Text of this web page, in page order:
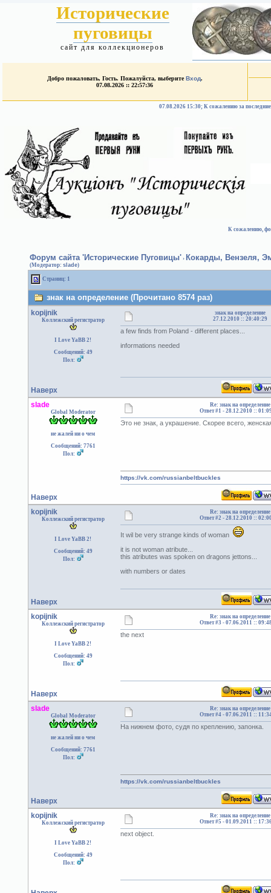
Исторические
пуговицы
сайт для коллекционеров
Добро пожаловать, Гость. Пожалуйста, выберитеВход.
07.08.2026 :: 22:57:36
07.08.2026 15:30; К сожалению за
К сожалению,
Форум сайта 'Исторические Пуговицы' › Кокарды, Вензеля,
(Модератор: slade)
Страниц: 1
знак на определение (Прочитано 8574 раз)
kopijnik
Коллежский регистратор
I Love YaBB 2!
Сообщений: 49
Пол:
знак на определение
27.12.2010 :: 20:40:29
a few finds from Poland - different places...
informations needed
Наверх
slade
Global Moderator
не жалей ни о чем
Сообщений: 7761
Пол:
Re: знак на определение
Ответ #1 -28.12.2010 ::
Это не знак, а украшение. Скорее всего,
Наверх
https://vk.com/russianbeltbuckles
kopijnik
Коллежский регистратор
I Love YaBB 2!
Сообщений: 49
Пол:
Re: знак на определение
Ответ #2 -28.12.2010 ::
It wil be very strange kinds of woman
it is not woman atribute...
this atributes was spoken on dragons jettons...
with numbers or dates
Наверх
kopijnik
Коллежский регистратор
I Love YaBB 2!
Сообщений: 49
Пол:
Re: знак на определение
Ответ #3 -07.06.2011 ::
the next
Наверх
slade
Global Moderator
не жалей ни о чем
Сообщений: 7761
Пол:
Re: знак на определение
Ответ #4 -07.06.2011 ::
На нижнем фото, судя по креплению, запонка.
Наверх
https://vk.com/russianbeltbuckles
kopijnik
Коллежский регистратор
I Love YaBB 2!
Сообщений: 49
Пол:
Re: знак на определение
Ответ #5 -01.09.2011 ::
next object.